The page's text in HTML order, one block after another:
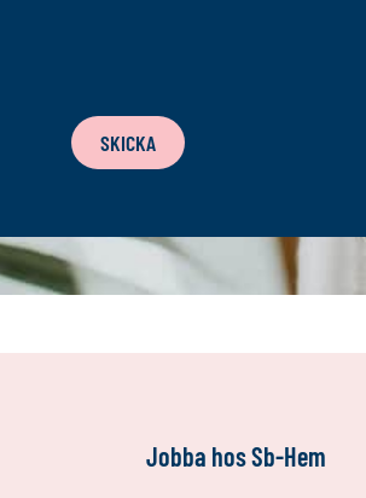
SKICKA
Jobba hos Sb-Hem